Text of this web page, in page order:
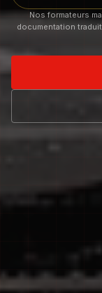
Nos formateurs
documentation